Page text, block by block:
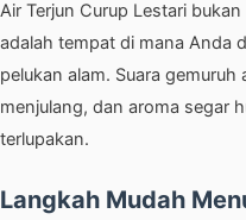
Air Terjun Curup Lestari
adalah tempat di mana Anda
pelukan alam. Suara
menjulang, dan aroma segar
terlupakan.
Langkah Mudah